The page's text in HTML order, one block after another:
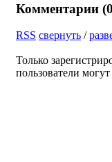
Комментарии (0
RSS свернуть /
Только
пользователи